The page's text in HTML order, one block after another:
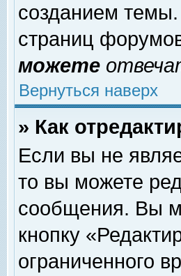
созданием
страниц
можете
Вернуться наверх
» Как
Если вы не
то вы можете
сообщения. Вы
кнопку
ограниченного